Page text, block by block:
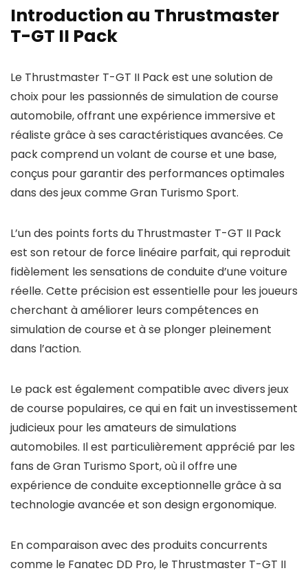
Introduction au Thrustmaster
T-GT II Pack
Le Thrustmaster T-GT II Pack est une solution de
choix pour les passionnés de simulation de course
automobile, offrant une expérience immersive et
réaliste grâce à ses caractéristiques avancées. Ce
pack comprend un volant de course et une base,
conçus pour garantir des performances optimales
dans des jeux comme Gran Turismo Sport.
L’un des points forts du Thrustmaster T-GT II Pack
est son retour de force linéaire parfait, qui reproduit
fidèlement les sensations de conduite d’une voiture
réelle. Cette précision est essentielle pour les joueurs
cherchant à améliorer leurs compétences en
simulation de course et à se plonger pleinement
dans l’action.
Le pack est également compatible avec divers jeux
de course populaires, ce qui en fait un investissement
judicieux pour les amateurs de simulations
automobiles. Il est particulièrement apprécié par les
fans de Gran Turismo Sport, où il offre une
expérience de conduite exceptionnelle grâce à sa
technologie avancée et son design ergonomique.
En comparaison avec des produits concurrents
comme le Fanatec DD Pro, le Thrustmaster T-GT II